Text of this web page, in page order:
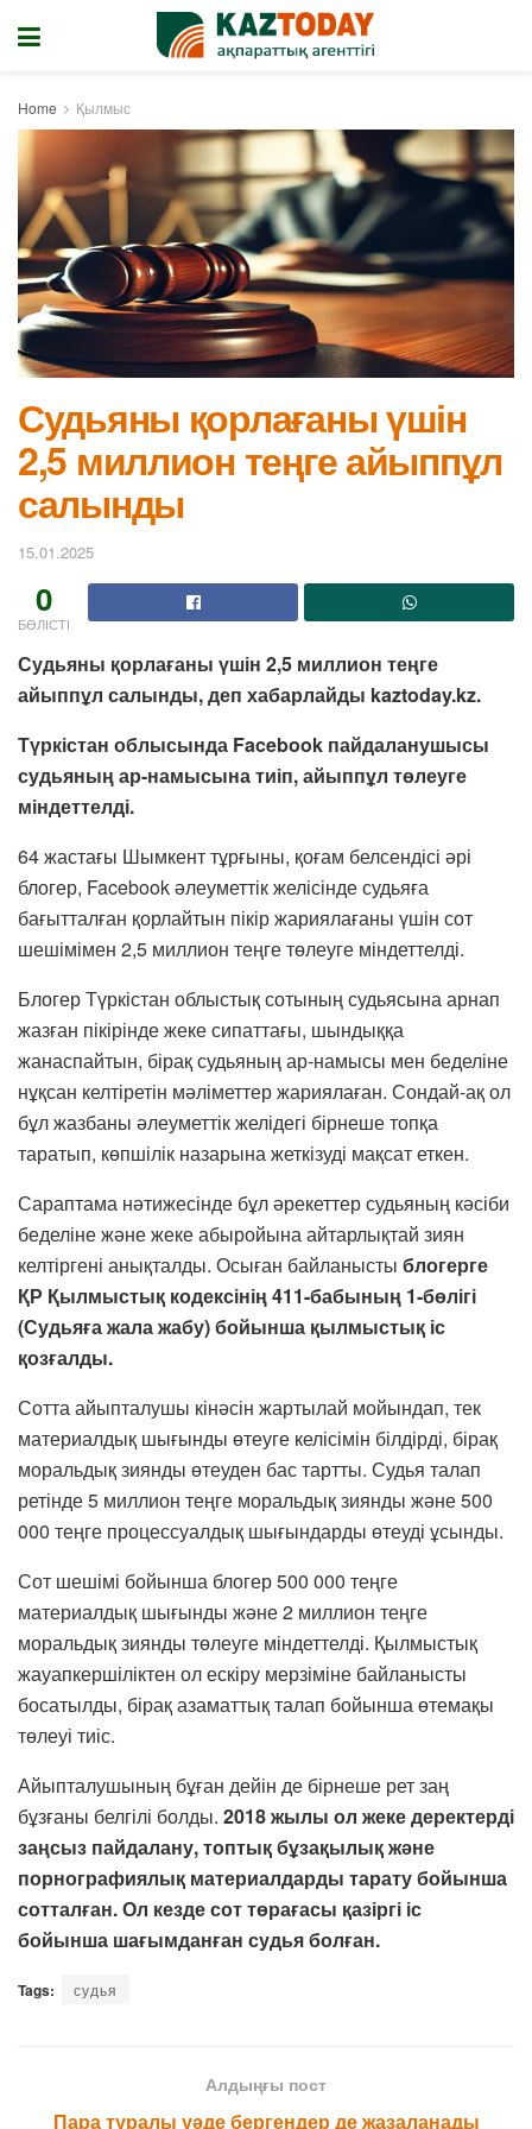
Home Қылмыс
Судьяны қорлағаны үшін
2,5 миллион теңге айыппұл
салынды
15.01.2025
0
БӨЛІСТІ
Судьяны қорлағаны үшін 2,5 миллион теңге
айыппұл салынды, деп хабарлайды kaztoday.kz.
Түркістан облысында Facebook пайдаланушысы
судьяның ар-намысына тиіп, айыппұл төлеуге
міндеттелді.
64 жастағы Шымкент тұрғыны, қоғам белсендісі әрі
блогер, Facebook әлеуметтік желісінде судьяға
бағытталған қорлайтын пікір жариялағаны үшін сот
шешімімен 2,5 миллион теңге төлеуге міндеттелді.
Блогер Түркістан облыстық сотының судьясына арнап
жазған пікірінде жеке сипаттағы, шындыққа
жанаспайтын, бірақ судьяның ар-намысы мен беделіне
нұқсан келтіретін мәліметтер жариялаған. Сондай-ақ ол
бұл жазбаны әлеуметтік желідегі бірнеше топқа
таратып, көпшілік назарына жеткізуді мақсат еткен.
Сараптама нәтижесінде бұл әрекеттер судьяның кәсіби
беделіне және жеке абыройына айтарлықтай зиян
келтіргені анықталды. Осыған байланысты блогерге
ҚР Қылмыстық кодексінің 411-бабының 1-бөлігі
(Судьяға жала жабу) бойынша қылмыстық іс
қозғалды.
Сотта айыпталушы кінәсін жартылай мойындап, тек
материалдық шығынды өтеуге келісімін білдірді, бірақ
моральдық зиянды өтеуден бас тартты. Судья талап
ретінде 5 миллион теңге моральдық зиянды және 500
000 теңге процессуалдық шығындарды өтеуді ұсынды.
Сот шешімі бойынша блогер 500 000 теңге
материалдық шығынды және 2 миллион теңге
моральдық зиянды төлеуге міндеттелді. Қылмыстық
жауапкершіліктен ол ескіру мерзіміне байланысты
босатылды, бірақ азаматтық талап бойынша өтемақы
төлеуі тиіс.
Айыпталушының бұған дейін де бірнеше рет заң
бұзғаны белгілі болды. 2018 жылы ол жеке деректерді
заңсыз пайдалану, топтық бұзақылық және
порнографиялық материалдарды тарату бойынша
сотталған. Ол кезде сот төрағасы қазіргі іс
бойынша шағымданған судья болған.
Tags: судья
Алдыңғы пост
Пара туралы уәде бергендер де жазаланады